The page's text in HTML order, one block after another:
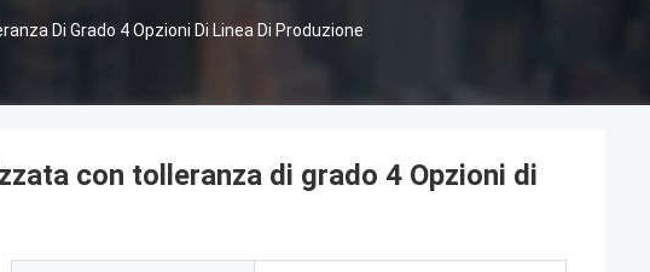
Di Grado 4 Opzioni Di Linea Di Produzione
con tolleranza di grado 4 Opzioni di